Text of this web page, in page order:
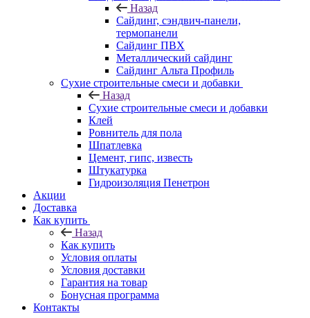
Назад
Cайдинг, сэндвич-панели,
термопанели
Сайдинг ПВХ
Металлический сайдинг
Сайдинг Альта Профиль
Сухие строительные смеси и добавки
Назад
Сухие строительные смеси и добавки
Клей
Ровнитель для пола
Шпатлевка
Цемент, гипс, известь
Штукатурка
Гидроизоляция Пенетрон
Акции
Доставка
Как купить
Назад
Как купить
Условия оплаты
Условия доставки
Гарантия на товар
Бонусная программа
Контакты